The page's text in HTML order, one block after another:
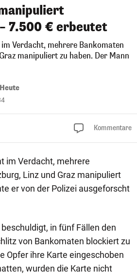
7.500 € erbeutet
Verdacht, mehrere Bankomaten
manipuliert zu haben. Der Mann
Kommentare
im Verdacht, mehrere
Linz und Graz manipuliert
er von der Polizei ausgeforscht
in fünf Fällen den
von Bankomaten blockiert zu
Opfer ihre Karte eingeschoben
wurden die Karte nicht